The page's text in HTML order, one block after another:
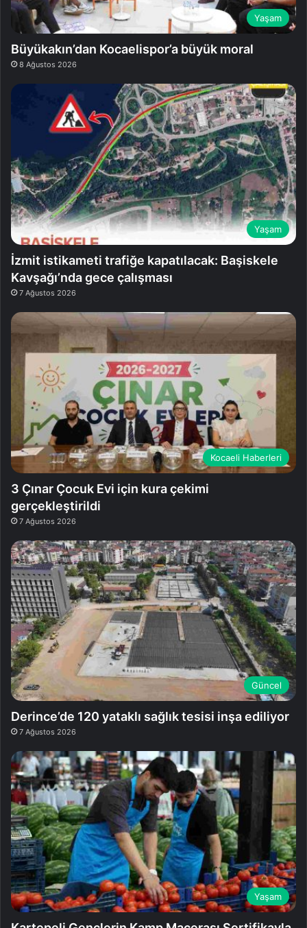
Yaşam
Büyükakın’dan Kocaelispor’a büyük moral
8 Ağustos 2026
Yaşam
İzmit istikameti trafiğe kapatılacak: Başiskele
Kavşağı’nda gece çalışması
7 Ağustos 2026
Kocaeli Haberleri
3 Çınar Çocuk Evi için kura çekimi
gerçekleştirildi
7 Ağustos 2026
Güncel
Derince’de 120 yataklı sağlık tesisi inşa ediliyor
7 Ağustos 2026
Yaşam